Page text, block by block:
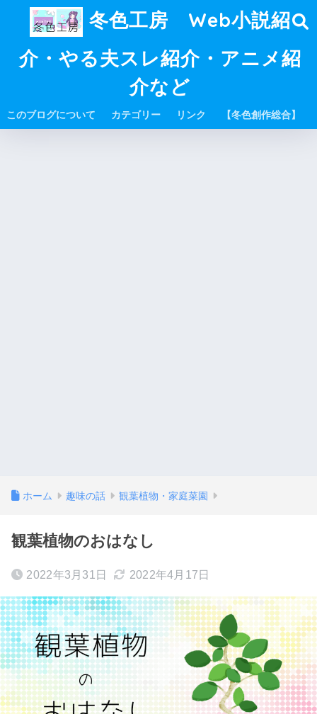
冬色工房 Web小説紹
介・やる夫スレ紹介・アニメ紹
介など
このブログについて カテゴリー リンク 【冬色創作総合】
ホーム 趣味の話 観葉植物・家庭菜園
観葉植物のおはなし
2022年3月31日 2022年4月17日